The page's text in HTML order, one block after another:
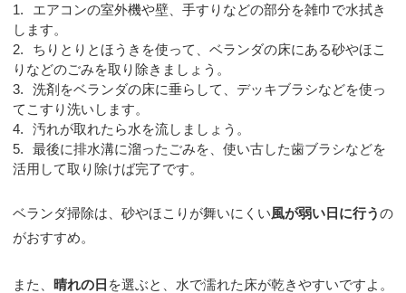
エアコンの室外機や壁、手すりなどの部分を雑巾で水拭き
します。
ちりとりとほうきを使って、ベランダの床にある砂やほこ
りなどのごみを取り除きましょう。
洗剤をベランダの床に垂らして、デッキブラシなどを使っ
てこすり洗いします。
汚れが取れたら水を流しましょう。
最後に排水溝に溜ったごみを、使い古した歯ブラシなどを
活用して取り除けば完了です。
ベランダ掃除は、砂やほこりが舞いにくい風が弱い日に行うの
がおすすめ。
また、 晴れの日 を選ぶと、水で濡れた床が乾きやすいですよ。